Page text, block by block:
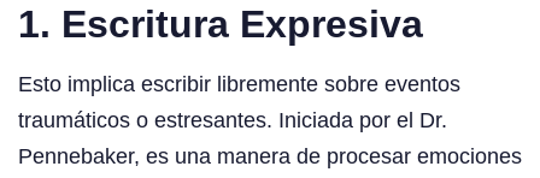
1. Escritura Expresiva
Esto implica escribir libremente sobre eventos
traumáticos o estresantes. Iniciada por el Dr.
Pennebaker, es una manera de procesar emociones